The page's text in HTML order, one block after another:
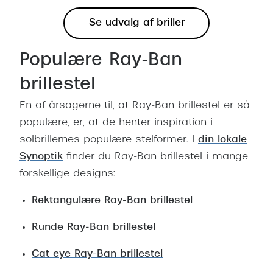
Se udvalg af briller
Populære Ray-Ban
brillestel
En af årsagerne til, at Ray-Ban brillestel er så
populære, er, at de henter inspiration i
solbrillernes populære stelformer. I din lokale
Synoptik finder du Ray-Ban brillestel i mange
forskellige designs:
Rektangulære Ray-Ban brillestel
Runde Ray-Ban brillestel
Cat eye Ray-Ban brillestel